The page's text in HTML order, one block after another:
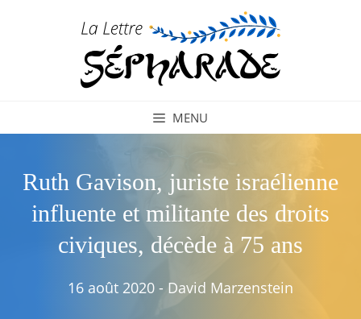
MENU
Ruth Gavison, juriste israélienne
influente et militante des droits
civiques, décède à 75 ans
16 août 2020 - David Marzenstein